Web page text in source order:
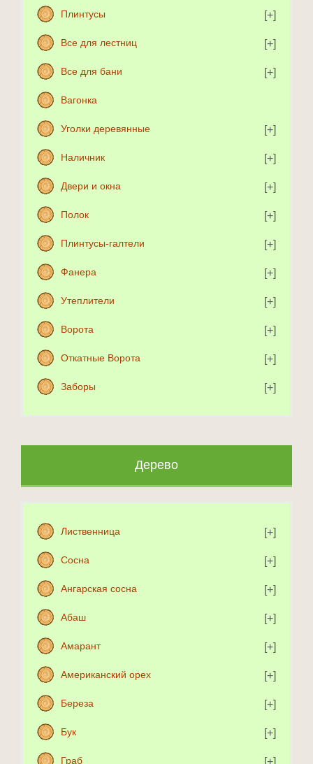
Плинтусы
Все для лестниц
Все для бани
Вагонка
Уголки деревянные
Наличник
Двери и окна
Полок
Плинтусы-галтели
Фанера
Утеплители
Ворота
Откатные Ворота
Заборы
Дерево
Лиственница
Сосна
Ангарская сосна
Абаш
Амарант
Американский орех
Береза
Бук
Граб